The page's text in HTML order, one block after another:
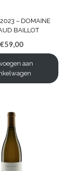
– DOMAINE
BAILLOT
€59,00
aan